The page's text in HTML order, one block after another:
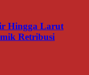
Hingga Larut
Retribusi